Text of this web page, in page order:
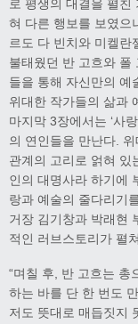
로 평생의 대결을 펼친
혀 다른 행보를 보였으
르도 다 빈치와 미켈란
불태웠던 반 고흐와 폴
들을 통해 자신만의 예
위대한 작가들의 삶과
마지막 3장에서는 ‘사
의 연인들을 만난다.
관계의 고리로 얽혀 있
인의 대명사라 하기에
랑과 예술의 줄다리기
거장 김기창과 박래현
적인 러브스토리가 펼
“며칠 후, 반 고흐는 총
하는 바를 단 한 번도
저도 뜻대로 매듭짓지